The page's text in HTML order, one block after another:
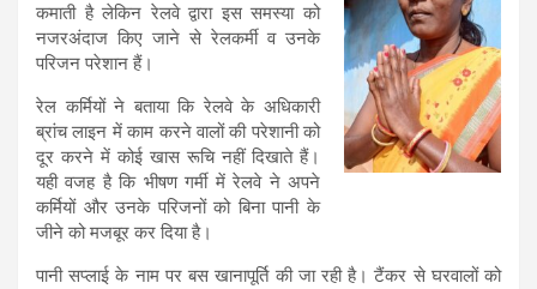
कमाती है लेकिन रेलवे द्वारा इस समस्या को
नजरअंदाज किए जाने से रेलकर्मी व उनके
परिजन परेशान हैं।
रेल कर्मियों ने बताया कि रेलवे के अधिकारी
ब्रांच लाइन में काम करने वालों की परेशानी को
दूर करने में कोई खास रूचि नहीं दिखाते हैं।
यही वजह है कि भीषण गर्मी में रेलवे ने अपने
कर्मियों और उनके परिजनों को बिना पानी के
जीने को मजबूर कर दिया है।
पानी सप्लाई के नाम पर बस खानापूर्ति की जा रही है। टैंकर से घरवालों को